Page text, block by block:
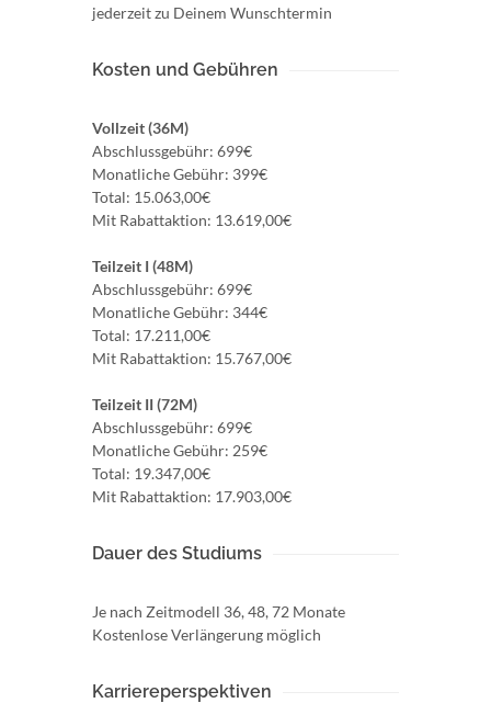
jederzeit zu Deinem Wunschtermin
Kosten und Gebühren
Vollzeit (36M)
Abschlussgebühr: 699€
Monatliche Gebühr: 399€
Total: 15.063,00€
Mit Rabattaktion: 13.619,00€
Teilzeit I (48M)
Abschlussgebühr: 699€
Monatliche Gebühr: 344€
Total: 17.211,00€
Mit Rabattaktion: 15.767,00€
Teilzeit II (72M)
Abschlussgebühr: 699€
Monatliche Gebühr: 259€
Total: 19.347,00€
Mit Rabattaktion: 17.903,00€
Dauer des Studiums
Je nach Zeitmodell 36, 48, 72 Monate
Kostenlose Verlängerung möglich
Karriereperspektiven